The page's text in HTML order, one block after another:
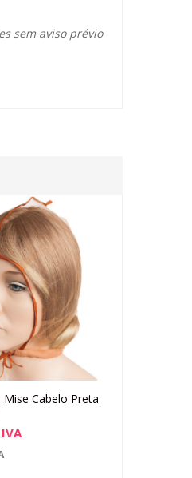
sem aviso prévio
Adicionar
Mise Cabelo Preta